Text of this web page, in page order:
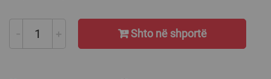
- + Shto në shportë